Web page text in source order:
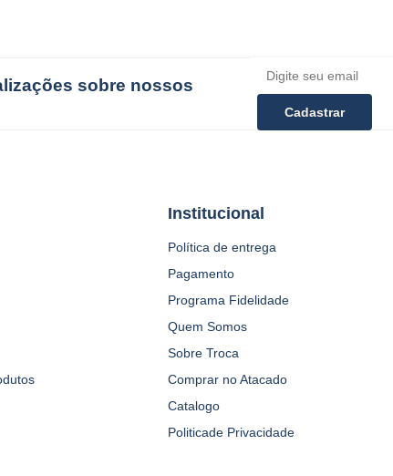
sobre nossos
Cadastrar
Institucional
Política de entrega
Pagamento
Programa Fidelidade
Quem Somos
Sobre Troca
Comprar no Atacado
Catalogo
Politicade Privacidade